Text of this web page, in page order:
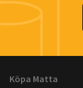
Köpa Matta